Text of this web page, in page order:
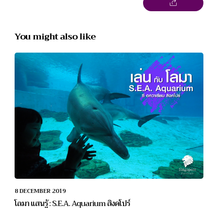
You might also like
8 DECEMBER 2019
โลมา แสนรู้ : S.E.A. Aquarium สิงคโปร์